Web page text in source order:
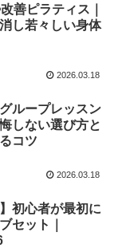
善ピラティス｜
し若々しい身体
2026.03.18
ループレッスン
しない選び方と
コツ
2026.03.18
初心者が最初に
セット｜